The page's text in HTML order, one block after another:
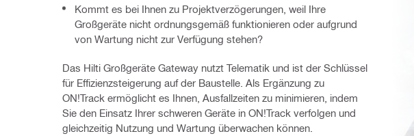
Kommt es bei Ihnen zu Projektverzögerungen, weil Ihre
Großgeräte nicht ordnungsgemäß funktionieren oder aufgrund
von Wartung nicht zur Verfügung stehen?
Das Hilti Großgeräte Gateway nutzt Telematik und ist der Schlüssel
für Effizienzsteigerung auf der Baustelle. Als Ergänzung zu
ON!Track ermöglicht es Ihnen, Ausfallzeiten zu minimieren, indem
Sie den Einsatz Ihrer schweren Geräte in ON!Track verfolgen und
gleichzeitig Nutzung und Wartung überwachen können.